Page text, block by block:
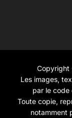
Les images,
par le code
Toute copie,
notamment